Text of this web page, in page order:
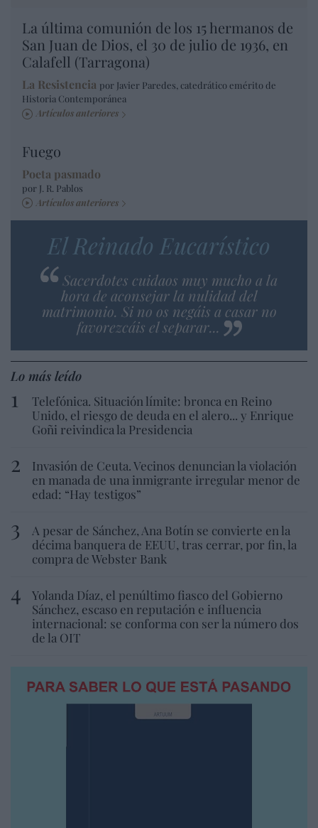
La última comunión de los 15 hermanos de
San Juan de Dios, el 30 de julio de 1936, en
Calafell (Tarragona)
La Resistencia por Javier Paredes, catedrático emérito de
Historia Contemporánea
Artículos anteriores
Fuego
Poeta pasmado
por J. R. Pablos
Artículos anteriores
El Reinado Eucarístico
Sacerdotes cuidaos muy mucho a la
hora de aconsejar la nulidad del
matrimonio. Si no os negáis a casar no
favorezcáis el separar...
Lo más leído
Telefónica. Situación límite: bronca en Reino
Unido, el riesgo de deuda en el alero... y Enrique
Goñi reivindica la Presidencia
Invasión de Ceuta. Vecinos denuncian la violación
en manada de una inmigrante irregular menor de
edad: “Hay testigos”
A pesar de Sánchez, Ana Botín se convierte en la
décima banquera de EEUU, tras cerrar, por fin, la
compra de Webster Bank
Yolanda Díaz, el penúltimo fiasco del Gobierno
Sánchez, escaso en reputación e influencia
internacional: se conforma con ser la número dos
de la OIT